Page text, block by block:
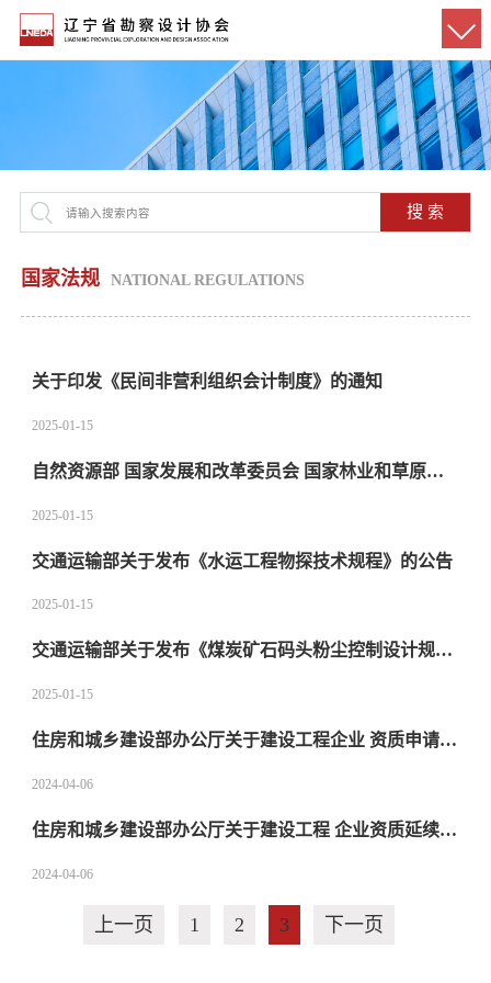
搜 索
国家法规 NATIONAL REGULATIONS
关于印发《民间非营利组织会计制度》的通知
2025-01-15
自然资源部 国家发展和改革委员会 国家林业和草原局关于印发《自然资源要素支撑产业高质量发展指导目录（2024年本）》的通知
2025-01-15
交通运输部关于发布《水运工程物探技术规程》的公告
2025-01-15
交通运输部关于发布《煤炭矿石码头粉尘控制设计规范》的公告
2025-01-15
住房和城乡建设部办公厅关于建设工程企业 资质申请实行无纸化受理的通知
2024-04-06
住房和城乡建设部办公厅关于建设工程 企业资质延续有关事项的通知
2024-04-06
上一页 1 2 3 下一页